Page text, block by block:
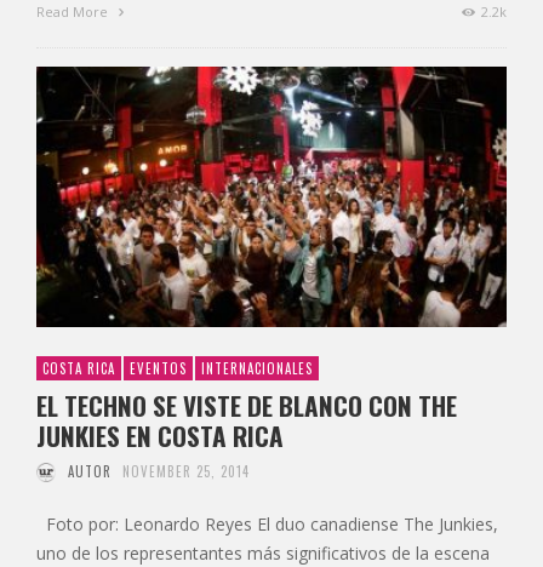
Read More 2.2k
COSTA RICA EVENTOS INTERNACIONALES
EL TECHNO SE VISTE DE BLANCO CON THE
JUNKIES EN COSTA RICA
AUTOR NOVEMBER 25, 2014
Foto por: Leonardo Reyes El duo canadiense The Junkies,
uno de los representantes más significativos de la escena